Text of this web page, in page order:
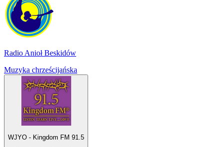
Radio Anioł Beskidów
Muzyka chrześcijańska
WJYO - Kingdom FM 91.5